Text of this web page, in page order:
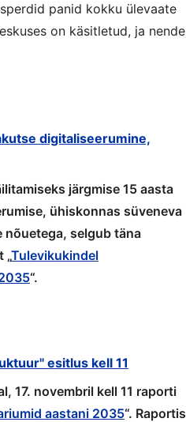
panid kokku ülevaate
on käsitletud, ja nende
digitaliseerumine,
järgmise 15 aasta
ühiskonnas süveneva
selgub täna
„Tulevikukindel
“.
esitlus kell 11
17. novembril kell 11 raporti
aastani 2035“. Raportis